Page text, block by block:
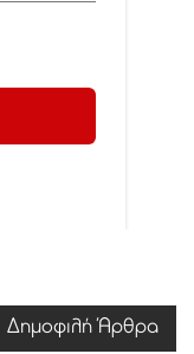
Δημοφιλή Άρθρα